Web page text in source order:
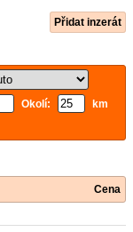
Přidat inzerát
Okolí:
km
Cena